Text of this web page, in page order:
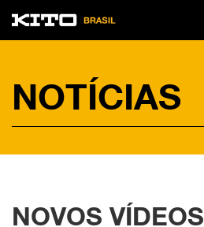
LINKS RÁPIDOS
LB
NOTÍCIAS
NOVOS VÍDEOS